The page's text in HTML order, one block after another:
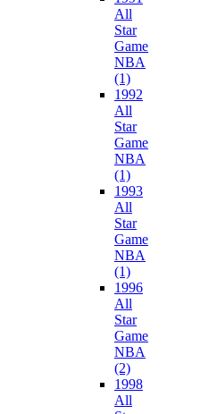
All
Star
Game
NBA
(1)
1992
All
Star
Game
NBA
(1)
1993
All
Star
Game
NBA
(1)
1996
All
Star
Game
NBA
(2)
1998
All